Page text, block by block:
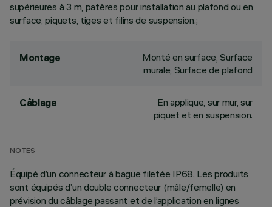
supérieures à 3 m, patères pour installation au plafond ou en
surface, piquets, tiges et filins de suspension.;
Montage
Monté en surface, Surface
murale, Surface de plafond
Câblage
En applique, sur mur, sur
piquet et en suspension.
NOTES
Équipé d’un connecteur à bague filetée IP68. Les produits
sont équipés d’un double connecteur (mâle/femelle) en
prévision du câblage passant et de l’application en lignes